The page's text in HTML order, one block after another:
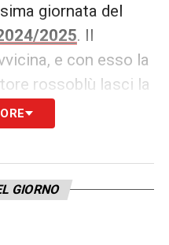
giornata del
2025. Il
e con esso la
rossoblù lasci la
squadra spagnola.
GIORNO